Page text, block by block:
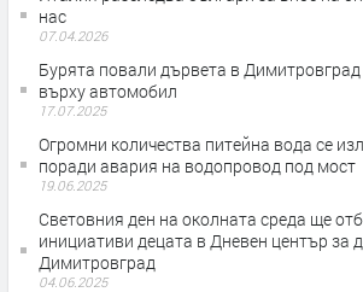
нас
07.04.2026
Бурята повали дървета в
върху автомобил
17.07.2025
Огромни количества питейна вода се
поради авария на водопровод под мост
19.06.2025
Световния ден на околната среда ще
инициативи децата в Дневен център за
Димитровград
04.06.2025